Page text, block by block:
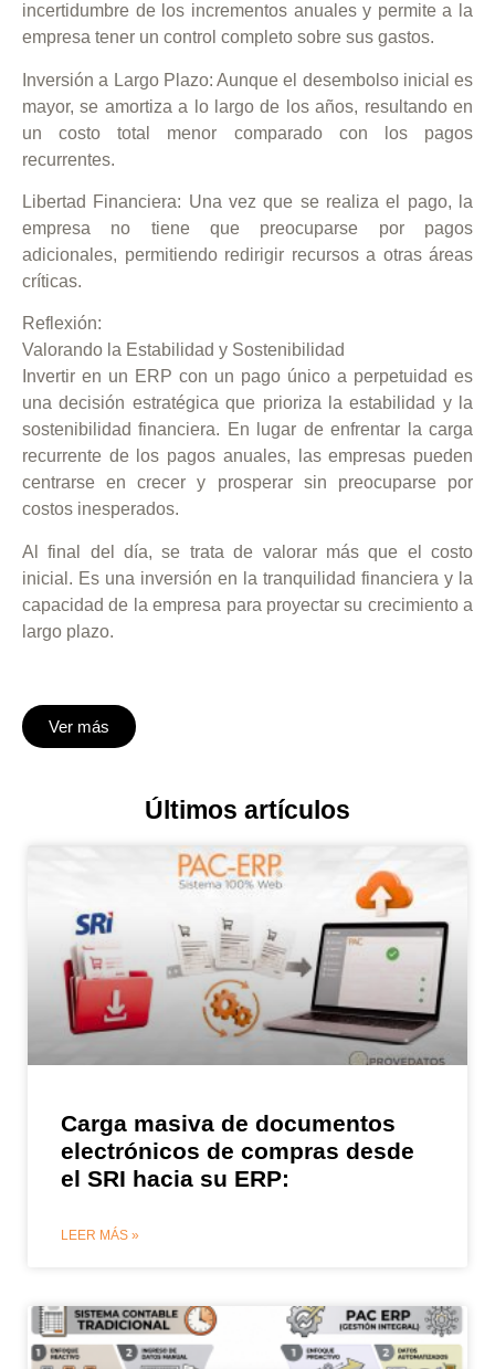
incertidumbre de los incrementos anuales y permite a la
empresa tener un control completo sobre sus gastos.
Inversión a Largo Plazo: Aunque el desembolso inicial es
mayor, se amortiza a lo largo de los años, resultando en
un costo total menor comparado con los pagos
recurrentes.
Libertad Financiera: Una vez que se realiza el pago, la
empresa no tiene que preocuparse por pagos
adicionales, permitiendo redirigir recursos a otras áreas
críticas.
Reflexión:
Valorando la Estabilidad y Sostenibilidad
Invertir en un ERP con un pago único a perpetuidad es
una decisión estratégica que prioriza la estabilidad y la
sostenibilidad financiera. En lugar de enfrentar la carga
recurrente de los pagos anuales, las empresas pueden
centrarse en crecer y prosperar sin preocuparse por
costos inesperados.
Al final del día,se trata de valorar más que el costo
inicial. Es una inversión en la tranquilidad financiera y la
capacidad de la empresa para proyectar su crecimiento a
largo plazo.
Ver más
Últimos artículos
Carga masiva de documentos
electrónicos de compras desde
el SRI hacia su ERP:
LEER MÁS »